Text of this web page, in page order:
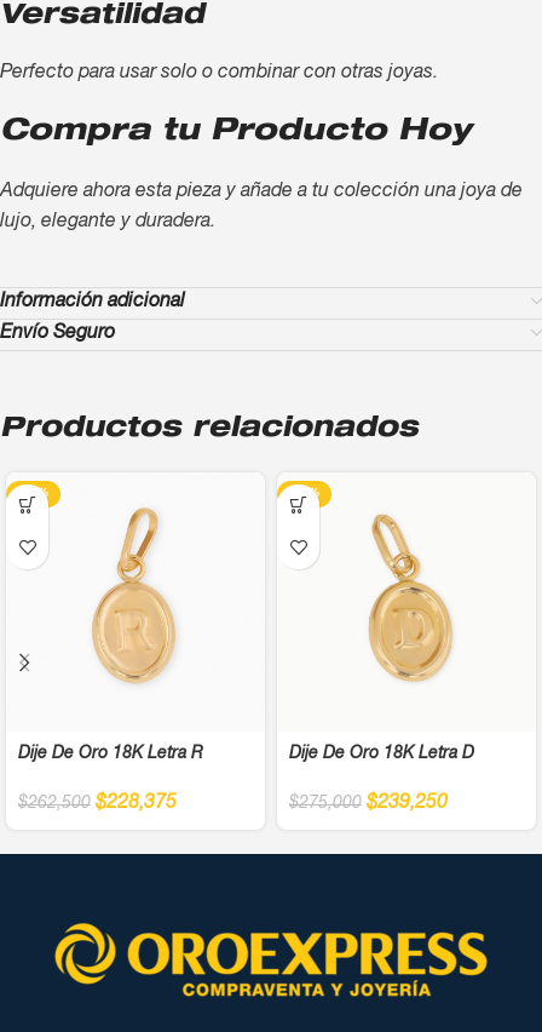
Versatilidad
Perfecto para usar solo o combinar con otras joyas.
Compra tu Producto Hoy
Adquiere ahora esta pieza y añade a tu colección una joya de
lujo, elegante y duradera.
Información adicional
Envío Seguro
Productos relacionados
-13%
Dije De Oro 18K Letra R
$262,500 $228,375
-13%
Dije De Oro 18K Letra D
$275,000 $239,250